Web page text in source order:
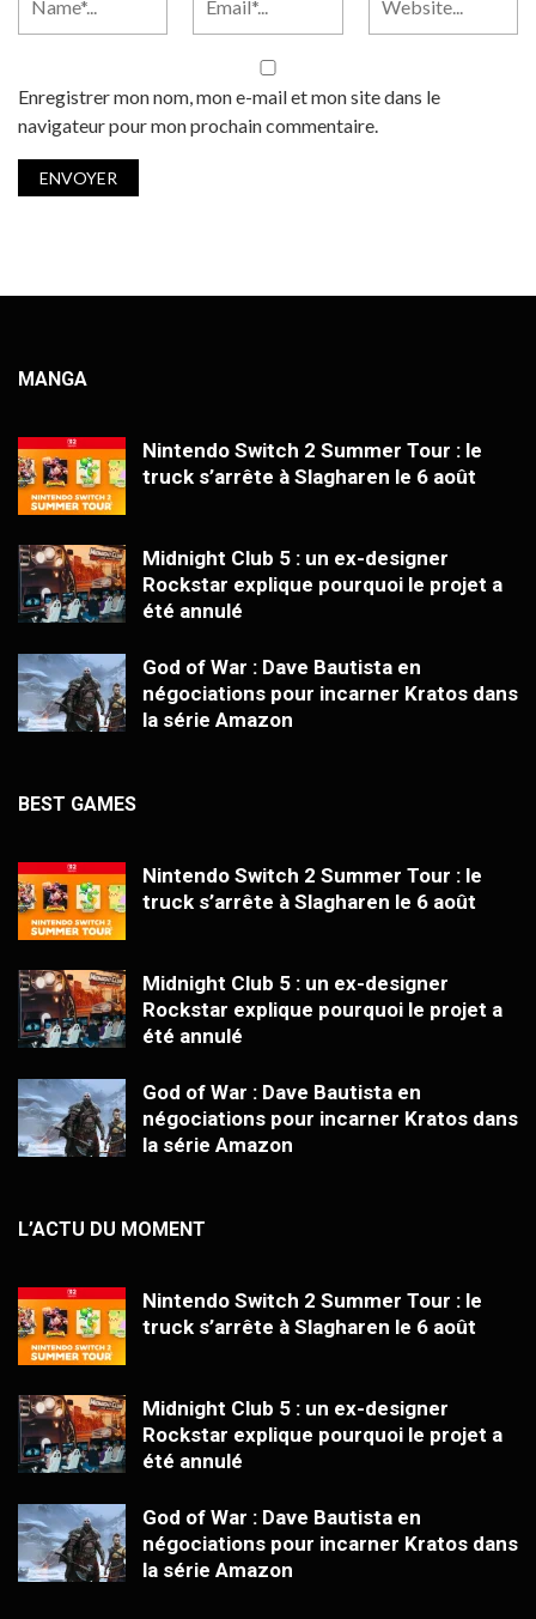
Enregistrer mon nom, mon e-mail et mon site dans le
navigateur pour mon prochain commentaire.
MANGA
Nintendo Switch 2 Summer Tour : le
truck s’arrête à Slagharen le 6 août
Midnight Club 5 : un ex-designer
Rockstar explique pourquoi le projet a
été annulé
God of War : Dave Bautista en
négociations pour incarner Kratos dans
la série Amazon
BEST GAMES
Nintendo Switch 2 Summer Tour : le
truck s’arrête à Slagharen le 6 août
Midnight Club 5 : un ex-designer
Rockstar explique pourquoi le projet a
été annulé
God of War : Dave Bautista en
négociations pour incarner Kratos dans
la série Amazon
L’ACTU DU MOMENT
Nintendo Switch 2 Summer Tour : le
truck s’arrête à Slagharen le 6 août
Midnight Club 5 : un ex-designer
Rockstar explique pourquoi le projet a
été annulé
God of War : Dave Bautista en
négociations pour incarner Kratos dans
la série Amazon